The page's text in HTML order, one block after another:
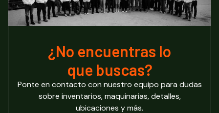
¿No encuentras lo
que buscas?
Ponte en contacto con nuestro equipo para dudas
sobre inventarios, maquinarias, detalles,
ubicaciones y más.